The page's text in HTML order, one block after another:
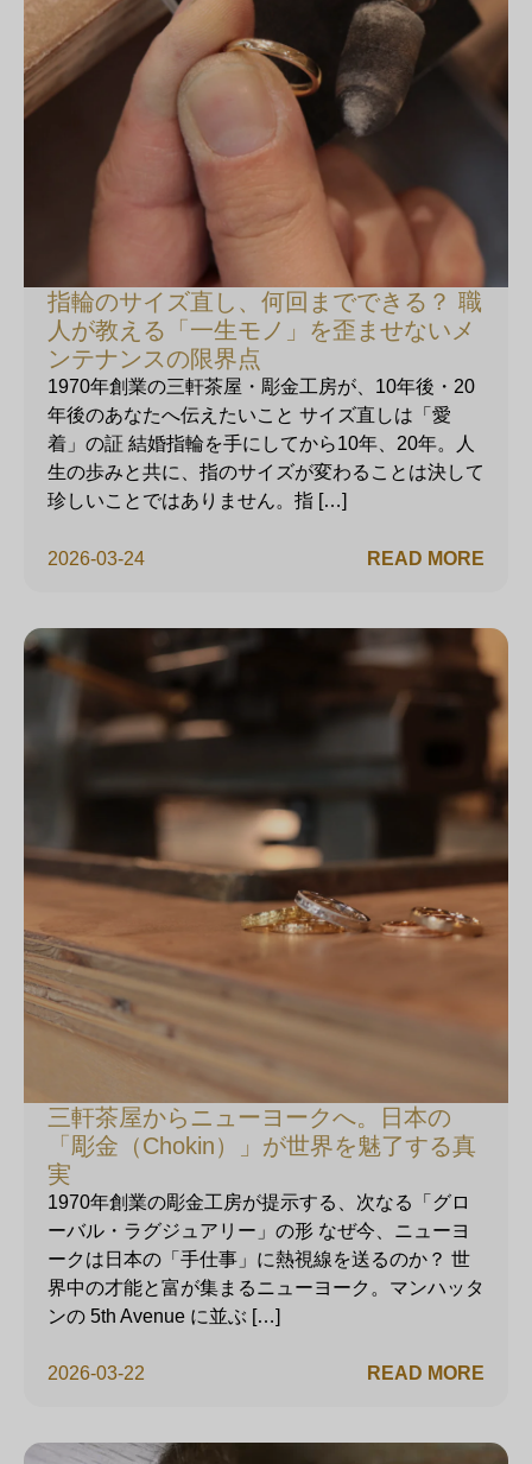
指輪のサイズ直し、何回までできる？ 職
人が教える「一生モノ」を歪ませないメ
ンテナンスの限界点
2026-03-24
1970年創業の三軒茶屋・彫金工房が、10年後・20
年後のあなたへ伝えたいこと サイズ直しは「愛
着」の証 結婚指輪を手にしてから10年、20年。人
生の歩みと共に、指のサイズが変わることは決して
珍しいことではありません。指 […]
READ MORE
三軒茶屋からニューヨークへ。日本の
「彫金（Chokin）」が世界を魅了する真
実
2026-03-22
1970年創業の彫金工房が提示する、次なる「グロ
ーバル・ラグジュアリー」の形 なぜ今、ニューヨ
ークは日本の「手仕事」に熱視線を送るのか？ 世
界中の才能と富が集まるニューヨーク。マンハッタ
ンの 5th Avenue に並ぶ […]
READ MORE